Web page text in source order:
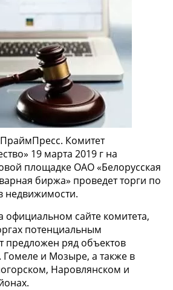
Комитет
19 марта 2019 г на
площадке ОАО «Белорусская
биржа» проведет торги по
недвижимости.
официальном сайте комитета,
потенциальным
предложен ряд объектов
Гомеле и Мозыре, а также в
Наровлянском и